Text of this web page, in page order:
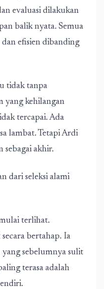
evaluasi dilakukan
balik nyata. Semua
efisien dibanding
tidak tanpa
yang kehilangan
tercapai. Ada
lambat. Tetapi Ardi
sebagai akhir.
dari seleksi alami
terlihat.
bertahap. Ia
sebelumnya sulit
terasa adalah